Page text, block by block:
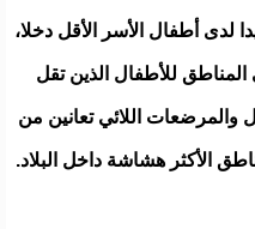
لدى أطفال الأسر الأقل دخلا،
للأطفال الذين تقل
اللائي تعانين من
الأكثر هشاشة داخل البلاد.